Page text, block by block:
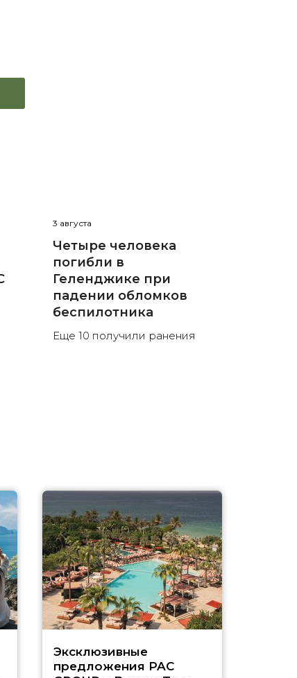
3 августа
Четыре человека
погибли в
Геленджике при
падении обломков
беспилотника
Еще 10 получили ранения
Эксклюзивные
предложения PAC